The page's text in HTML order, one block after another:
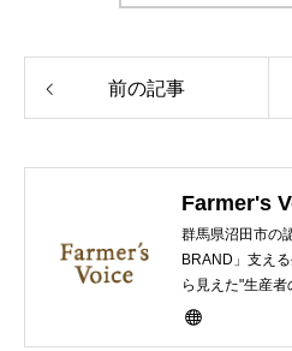
前の記事
Farmer's
群馬県沼田市の
BRAND」支え
ら見えた"生産者